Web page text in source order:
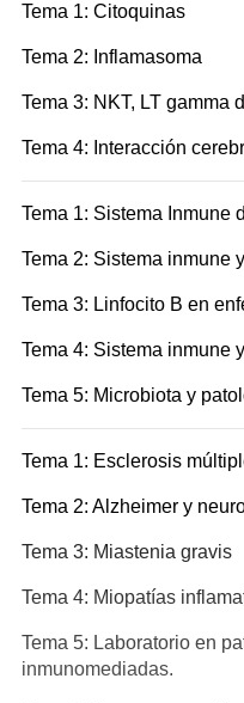
Tema 1: Citoquinas
Tema 2: Inflamasoma
Tema 3: NKT, LT gamma
Tema 4: Interacción
Tema 1: Sistema Inmune
Tema 2: Sistema inmune
Tema 3: Linfocito B en
Tema 4: Sistema inmune
Tema 5: Microbiota y
Tema 1: Esclerosis
Tema 2: Alzheimer y
Tema 3: Miastenia gravis
Tema 4: Miopatías
Tema 5: Laboratorio en
inmunomediadas.